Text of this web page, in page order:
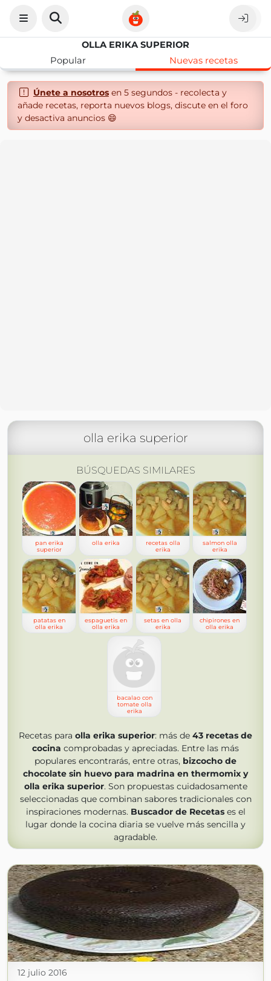
OLLA ERIKA SUPERIOR
Popular
Nuevas recetas
Únete a nosotrosen 5 segundos - recolecta y
añade recetas, reporta nuevos blogs, discute en el foro
y desactiva anuncios 😄
olla erika superior
BÚSQUEDAS SIMILARES
pan erika
superior
olla erika
recetas olla
erika
salmon olla
erika
patatas en
olla erika
espaguetis en
olla erika
setas en olla
erika
chipirones en
olla erika
bacalao con
tomate olla
erika
Recetas para olla erika superior: más de 43 recetas de
cocina comprobadas y apreciadas. Entre las más
populares encontrarás, entre otras, bizcocho de
chocolate sin huevo para madrina en thermomix y
olla erika superior. Son propuestas cuidadosamente
seleccionadas que combinan sabores tradicionales con
inspiraciones modernas. Buscador de Recetases el
lugar donde la cocina diaria se vuelve más sencilla y
agradable.
12 julio 2016